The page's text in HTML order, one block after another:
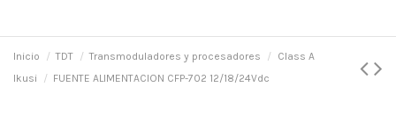
Inicio TDT Transmoduladores y procesadores
Class A
Ikusi
FUENTE ALIMENTACION CFP-702 12/18/24Vdc